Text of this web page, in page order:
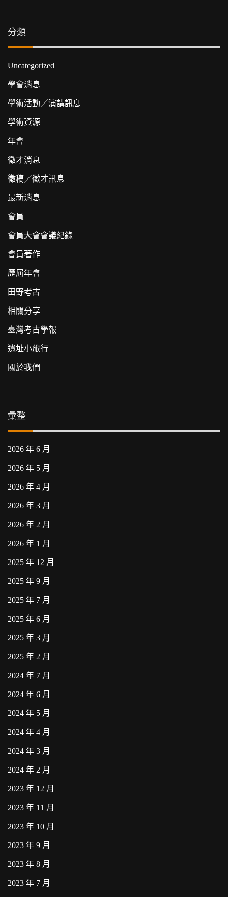
分類
Uncategorized
學會消息
學術活動／演講訊息
學術資源
年會
徵才消息
徵稿／徵才訊息
最新消息
會員
會員大會會議紀錄
會員著作
歷屆年會
田野考古
相關分享
臺灣考古學報
遺址小旅行
關於我們
彙整
2026 年 6 月
2026 年 5 月
2026 年 4 月
2026 年 3 月
2026 年 2 月
2026 年 1 月
2025 年 12 月
2025 年 9 月
2025 年 7 月
2025 年 6 月
2025 年 3 月
2025 年 2 月
2024 年 7 月
2024 年 6 月
2024 年 5 月
2024 年 4 月
2024 年 3 月
2024 年 2 月
2023 年 12 月
2023 年 11 月
2023 年 10 月
2023 年 9 月
2023 年 8 月
2023 年 7 月